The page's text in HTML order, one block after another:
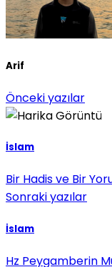
Arif
Önceki yazılar
İslam
Bir Hadis ve Bir
Sonraki yazılar
İslam
Hz Peygamberin